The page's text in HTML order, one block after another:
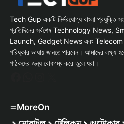
Tech Gup একটি নির্ভরযোগ্য বাংলা প্রযুক্তি
প্রতিদিনের সর্বশেষ Technology
Launch, Gadget News এবং Telecom
পরিষ্কার ভাষায় জানতে পারবেন। আমাদের লক্ষ্য
পাঠকদের জন্য বোধগম্য করে তুলে ধরা।
MoreOn